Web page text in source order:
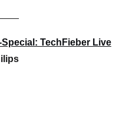
Special: TechFieber Live